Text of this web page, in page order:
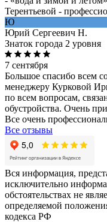
Терентьевой -
Ю
Юрий Сергеевич Н.
Знаток города 2 уровня
7 сентября
Большое спасибо всем
менеджеру Курковой
по всем вопросам,
обустройства. Очень
Все очень
Все отзывы
Вся информация,
исключительно
обстоятельствах не
определяемой
кодекса РФ